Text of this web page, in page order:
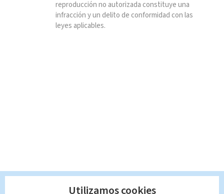
reproducción no autorizada constituye una
infracción y un delito de conformidad con las
leyes aplicables.
Utilizamos cookies